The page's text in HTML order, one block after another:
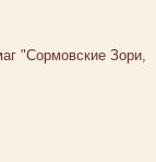
"Сормовские Зори,